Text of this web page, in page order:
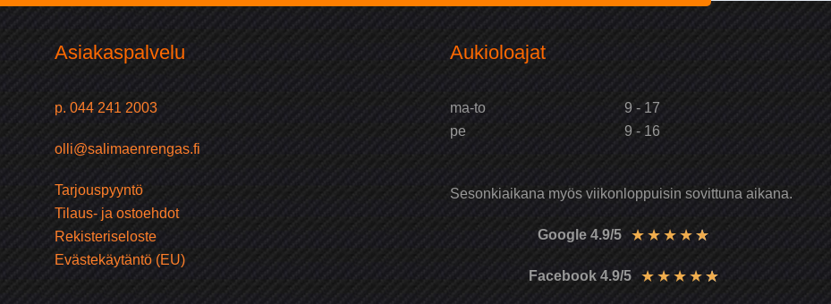
Asiakaspalvelu
p. 044 241 2003
olli@salimaenrengas.fi
Tarjouspyyntö
Tilaus- ja ostoehdot
Rekisteriseloste
Evästekäytäntö (EU)
Aukioloajat
ma-to
9 - 17
pe
9 - 16
Sesonkiaikana myös viikonloppuisin sovittuna aikana.
Google 4.9/5 ★ ★ ★ ★ ★
Facebook 4.9/5 ★ ★ ★ ★ ★